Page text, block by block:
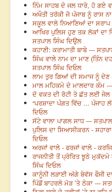
ਨਿੰਮ ਸਾਹਬ ਦੇ ਜਲ ਧਾਰੇ, ਹੋ ਗਏ
ਅਖੌਤੀ ਤਰੱਕੀ ਜੋ ਪੰਜਾਬ ਨੂੰ ਰਾਸ
ਸਕੂਲ ਵਾਲੇ ਨਿਆਣਿਆਂ ਦਾ ਸਰਾਪ
ਆਖਿਰ ਪੁਲਿਸ ਹੁਣ ਤਕ ਲੋਕਾਂ ਦਾ
ਸਤਪਾਲ ਸਿੰਘ ਦਿਉਲ
ਕਹਾਣੀ: ਕਰਾਮਾਤੀ ਬਾਬੇ ---
ਸਿੰਘ ਵਾਲੇ ਨਾਮ ਦਾ ਮਾਣ (ਤਿੰਨ
ਸਤਪਾਲ ਸਿੰਘ ਦਿਓਲ
ਲਾਮ ਤੁਰ ਗਿਆਂ ਦੀ ਸਮਾਜ ਨੂੰ ਦੇਣ
ਮਾਲ ਮਹਿਕਮੇ ਦੇ ਮਾਲਦਾਰ ਕੰਮ
ਦੋ ਵਕਤ ਦੀ ਰੋਟੀ ਤੇ ਛੱਤ ਲਈ ਜੇਲ
“ਪਰਸ਼ਾਦਾ ਪੰਗਤ ਵਿੱਚ ... ਪੰਜਾਹ
ਦਿਓਲ
ਸੱਟੇ ਵਾਲਾ ਪਾਗਲ ਸਾਧ ---
ਪੁਲਿਸ ਦਾ ਸਿਆਸੀਕਰਨ -
ਦਿਓਲ
ਅਰਜਾਂ ਵਾਲੇ - ਫਰਜਾਂ ਵਾਲੇ -
ਰਾਜਨੀਤੀ ਤੋਂ ਪ੍ਰੇਰਿਤ ਝੂਠੇ
ਸਿੰਘ ਦਿਓਲ
ਕਾਨੂੰਨੀ ਲੜਾਈ ਅੱਗੇ ਬੇਵੱਸ ਫੌਜੀ
ਪਿੰਡੋਂ ਬਾਹਰਲੇ ਮੋੜ ’ਤੇ ਠੇਕਾ ---